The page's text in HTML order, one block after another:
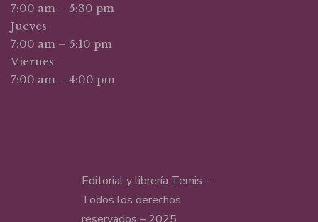
7:00 am – 5:30 pm
Jueves
7:00 am – 5:10 pm
Viernes
7:00 am – 4:00 pm
Editorial y librería Temis –
Todos los derechos